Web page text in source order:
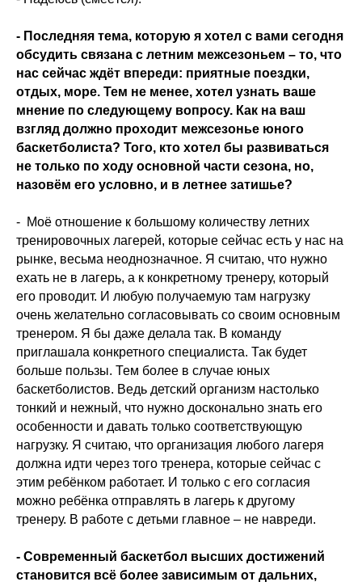
- Последняя тема, которую я хотел с вами сегодня
обсудить связана с летним межсезоньем – то, что
нас сейчас ждёт впереди: приятные поездки,
отдых, море. Тем не менее, хотел узнать ваше
мнение по следующему вопросу. Как на ваш
взгляд должно проходит межсезонье юного
баскетболиста? Того, кто хотел бы развиваться
не только по ходу основной части сезона, но,
назовём его условно, и в летнее затишье?
- Моё отношение к большому количеству летних
тренировочных лагерей, которые сейчас есть у нас на
рынке, весьма неоднозначное. Я считаю, что нужно
ехать не в лагерь, а к конкретному тренеру, который
его проводит. И любую получаемую там нагрузку
очень желательно согласовывать со своим основным
тренером. Я бы даже делала так. В команду
приглашала конкретного специалиста. Так будет
больше пользы. Тем более в случае юных
баскетболистов. Ведь детский организм настолько
тонкий и нежный, что нужно досконально знать его
особенности и давать только соответствующую
нагрузку. Я считаю, что организация любого лагеря
должна идти через того тренера, которые сейчас с
этим ребёнком работает. И только с его согласия
можно ребёнка отправлять в лагерь к другому
тренеру. В работе с детьми главное – не навреди.
- Современный баскетбол высших достижений
становится всё более зависимым от дальних,